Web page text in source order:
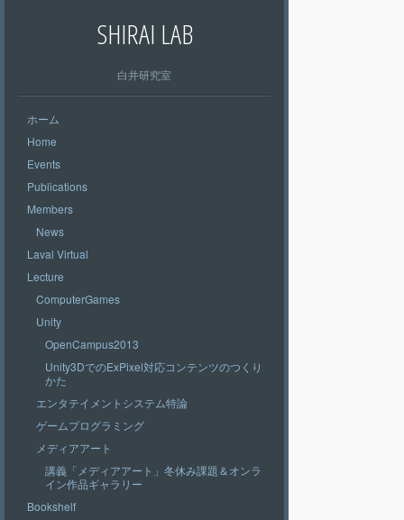
SHIRAI LAB
白井研究室
ホーム
Home
Events
Publications
Members
News
Laval Virtual
Lecture
ComputerGames
Unity
OpenCampus2013
Unity3DでのExPixel対応コンテンツのつくり
かた
エンタテイメントシステム特論
ゲームプログラミング
メディアアート
講義「メディアアート」冬休み課題＆オンラ
イン作品ギャラリー
Bookshelf